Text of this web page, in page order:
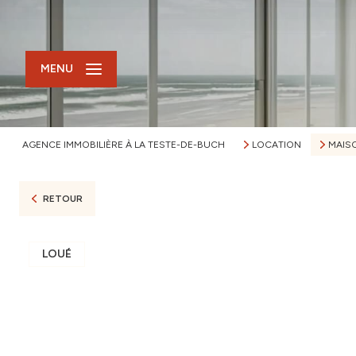
MENU
AGENCE IMMOBILIÈRE À LA TESTE-DE-BUCH LOCATION
RETOUR
LOUÉ